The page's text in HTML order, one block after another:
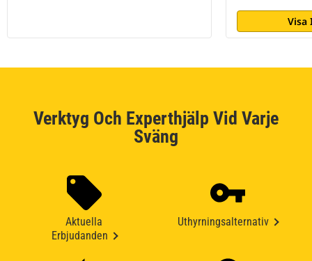
Visa
Verktyg Och Experthjälp Vid Varje
Sväng
Aktuella
Erbjudanden
Uthyrningsalternativ